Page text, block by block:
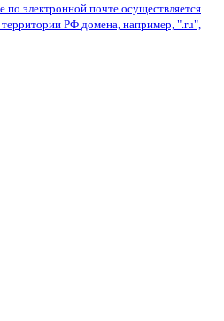
электронной почте осуществляется
территории РФ домена, например, ".ru",